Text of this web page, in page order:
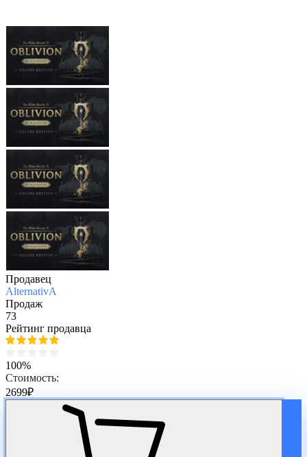
Продавец
AlternativA
Продаж
73
Рейтинг продавца
100%
Стоимость:
2699₽